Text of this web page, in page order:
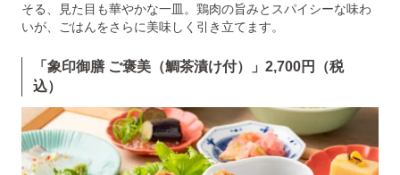
そる、見た目も華やかな一皿。鶏肉の旨みとスパイシーな味わ
いが、ごはんをさらに美味しく引き立てます。
「象印御膳 ご褒美（鯛茶漬け付）」2,700円（税
込）